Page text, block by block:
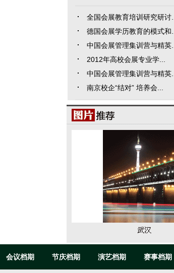
全国会展教育培训研究研讨...
德国会展学历教育的模式和...
中国会展管理集训营与精英...
2012年高校会展专业学...
中国会展管理集训营与精英...
南京校企“结对” 培养会...
会议档期 节庆档期 演艺档期 赛事档期